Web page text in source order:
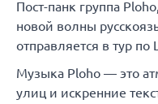
Пост-панк группа
новой волны
отправляется в тур
Музыка Ploho — это
улиц и искренние